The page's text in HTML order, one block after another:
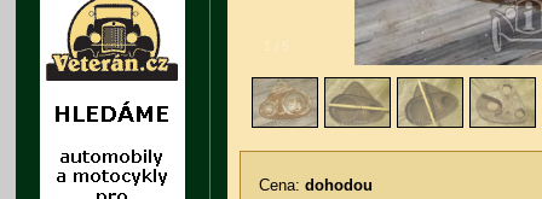
/ 5
Cena: dohodou